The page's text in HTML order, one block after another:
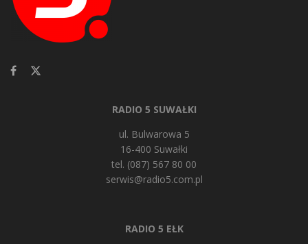
RADIO 5 SUWAŁKI
ul. Bulwarowa 5
16-400 Suwałki
tel. (087) 567 80 00
serwis@radio5.com.pl
RADIO 5 EŁK